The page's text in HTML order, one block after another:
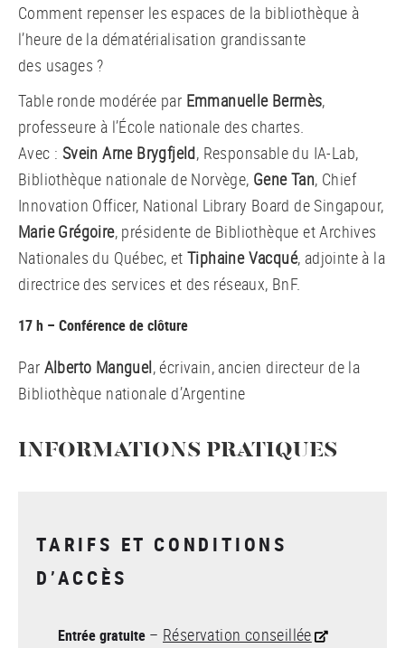
Comment repenser les espaces de la bibliothèque à
l’heure de la dématérialisation grandissante
des usages ?
Table ronde modérée par Emmanuelle Bermès,
professeure à l’École nationale des chartes.
Avec : Svein Arne Brygfjeld, Responsable du IA-Lab,
Bibliothèque nationale de Norvège, Gene Tan, Chief
Innovation Officer, National Library Board de Singapour,
Marie Grégoire, présidente de Bibliothèque et Archives
Nationales du Québec, et Tiphaine Vacqué, adjointe à la
directrice des services et des réseaux, BnF.
17 h – Conférence de clôture
Par Alberto Manguel, écrivain, ancien directeur de la
Bibliothèque nationale d’Argentine
INFORMATIONS PRATIQUES
TARIFS ET CONDITIONS
D’ACCÈS
Entrée gratuite– Réservation conseillée